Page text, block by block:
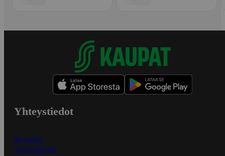
Yhteystiedot
Myymälät
Asiakaspalvelu